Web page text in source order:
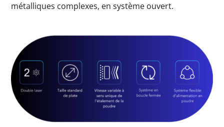
métalliques complexes, en système ouvert.